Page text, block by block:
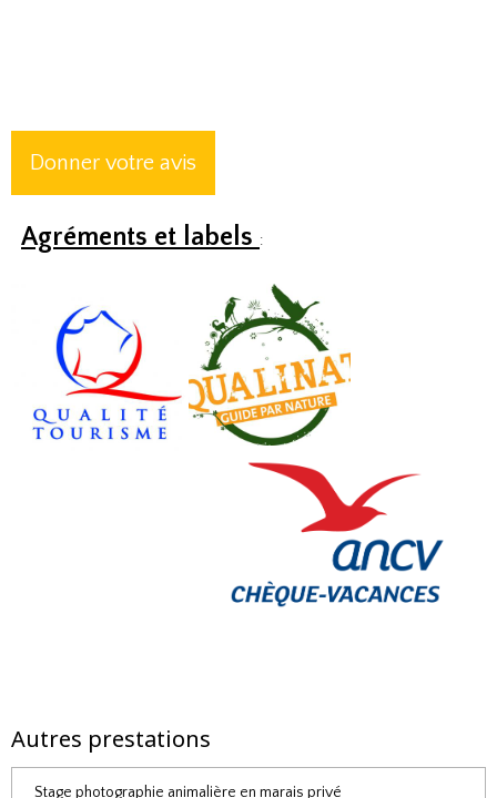
Donner votre avis
Agréments et labels :
Autres prestations
Stage photographie animalière en marais privé